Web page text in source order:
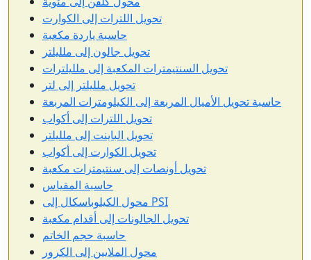
تحويل اللترات إلى الكوارت
حاسبة ياردة مكعبة
تحويل جالون إلى ملليلتر
تحويل السنتيمترات المكعبة إلى ملليلترات
تحويل ملليلتر إلى لتر
حاسبة تحويل الأميال المربعة إلى الكيلومترات المربعة
تحويل اللترات إلى أكواب
تحويل الباينت إلى ملليلتر
تحويل الكوارت إلى أكواب
تحويل أونصات إلى سنتيمترات مكعبة
حاسبة المقياس
محول الكيلوباسكال إلى PSI
تحويل الجالونات إلى أقدام مكعبة
حاسبة حجم الخاتم
محول الملايين إلى الكرور